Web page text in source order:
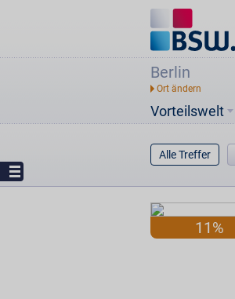
Berlin
Vorteilswelt
Alle Treffer
11%